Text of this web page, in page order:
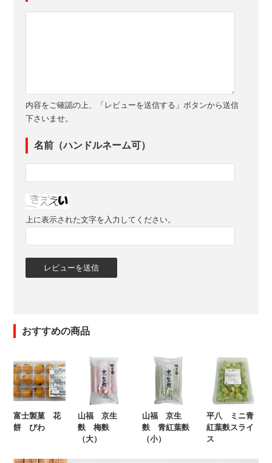
内容をご確認の上、「レビューを送信する」ボタンから送信
下さいませ。
名前（ハンドルネーム可）
上に表示された文字を入力してください。
おすすめの商品
富士製菓 花
餅 びわ
山福 京生
麩 梅麩
（大）
山福 京生
麩 青紅葉麩
（小）
平八 ミニ青
紅葉麩スライ
ス